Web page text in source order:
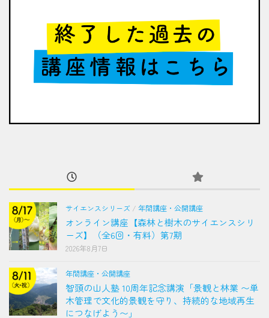
サイエンスシリーズ / 年間講座・公開講座
オンライン講座【森林と樹木のサイエンスシリ
ーズ】（全6回・有料）第7期
2026年8月7日
年間講座・公開講座
智頭の山人塾 10周年記念講演「景観と林業 〜単
木管理で文化的景観を守り、持続的な地域再生
につなげよう〜」